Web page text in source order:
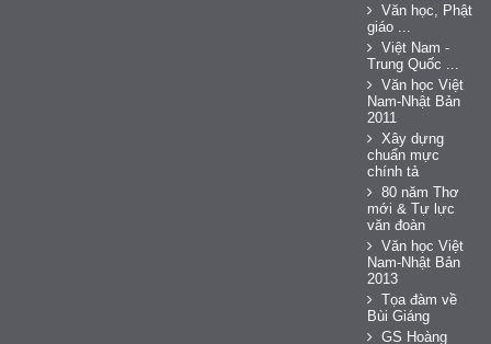
Văn học, Phật
giáo ...
Việt Nam -
Trung Quốc ...
Văn học Việt
Nam-Nhật Bản
2011
Xây dựng
chuẩn mực
chính tả
80 năm Thơ
mới & Tự lực
văn đoàn
Văn học Việt
Nam-Nhật Bản
2013
Tọa đàm về
Bùi Giáng
GS Hoàng